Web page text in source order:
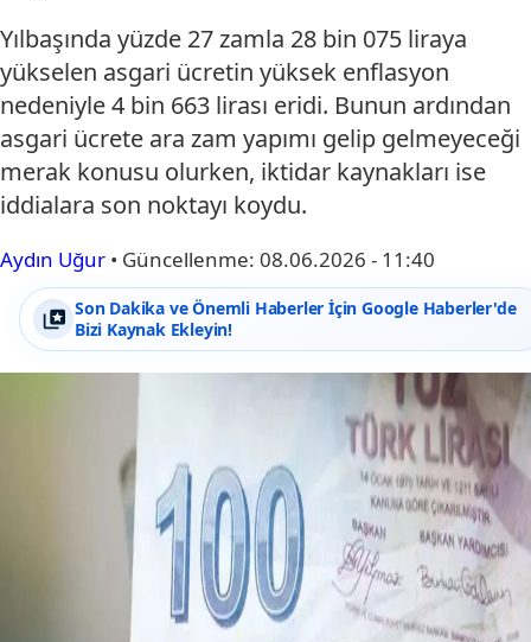
Yılbaşında yüzde 27 zamla 28 bin 075 liraya
yükselen asgari ücretin yüksek enflasyon
nedeniyle 4 bin 663 lirası eridi. Bunun ardından
asgari ücrete ara zam yapımı gelip gelmeyeceği
merak konusu olurken, iktidar kaynakları ise
iddialara son noktayı koydu.
Aydın Uğur • Güncellenme: 08.06.2026 - 11:40
Son Dakika ve Önemli Haberler İçin Google Haberler'de
Bizi Kaynak Ekleyin!